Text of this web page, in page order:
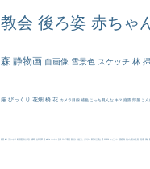
教会 後ろ姿 赤ちゃ
森 静物画 自画像 雪景色 スケッチ 林
厳 びっくり 花畑 橋 花 カメラ目線 補色 こっち見んな キス 庭園 部屋 こん
画質 last ヴィーナス 剣 白人少女 食事中 山本芳翠 麦 alciato ハーレム 女神 ローマ教皇 奥行き 火起こし シスター 東方の三博士 114514 かっこいい 受胎告知 天から覗き込む顔 設計図 挿絵